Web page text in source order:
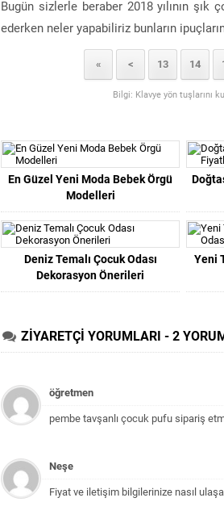
Bugün sizlerle beraber 2018 yılının şık
ederken neler yapabiliriz bunların
« < 13 14
Bilgi: Klavye yön tuşlarını
En Güzel Yeni Moda Bebek Örgü
Modelleri
Deniz Temalı Çocuk Odası
Dekorasyon Önerileri
Yeni
ZİYARETÇİ YORUMLARI - 2
öğretmen
pembe tavşanlı çocuk pufu sipariş
Neşe
Fiyat ve iletişim bilgilerinize nasıl